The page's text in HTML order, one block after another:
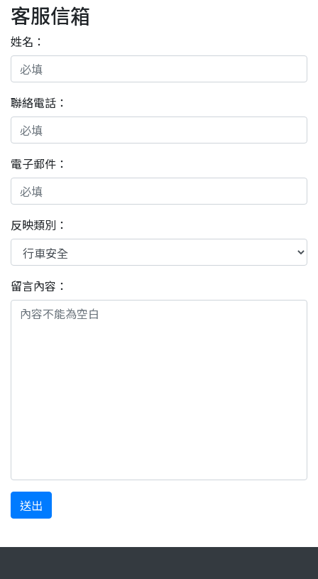
客服信箱
姓名：
聯絡電話：
電子郵件：
反映類別：
留言內容：
送出